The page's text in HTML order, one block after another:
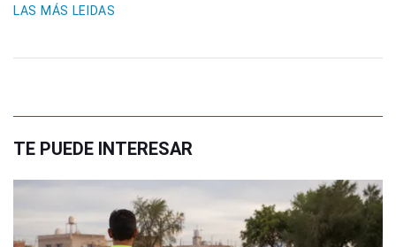
LAS MÁS LEIDAS
TE PUEDE INTERESAR